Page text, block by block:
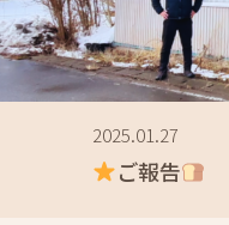
2025.01.27
ご報告